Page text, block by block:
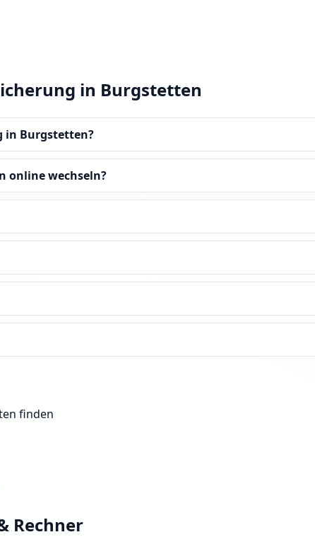
in Burgstetten
in Burgstetten?
online wechseln?
finden
Rechner